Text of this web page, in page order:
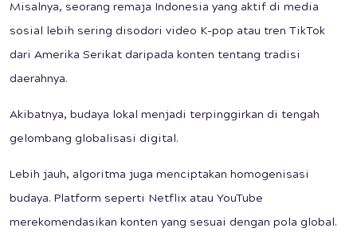
Misalnya, seorang remaja Indonesia yang aktif di media
sosial lebih sering disodori video K-pop atau tren TikTok
dari Amerika Serikat daripada konten tentang tradisi
daerahnya.
Akibatnya, budaya lokal menjadi terpinggirkan di tengah
gelombang globalisasi digital.
Lebih jauh, algoritma juga menciptakan homogenisasi
budaya. Platform seperti Netflix atau YouTube
merekomendasikan konten yang sesuai dengan pola global.